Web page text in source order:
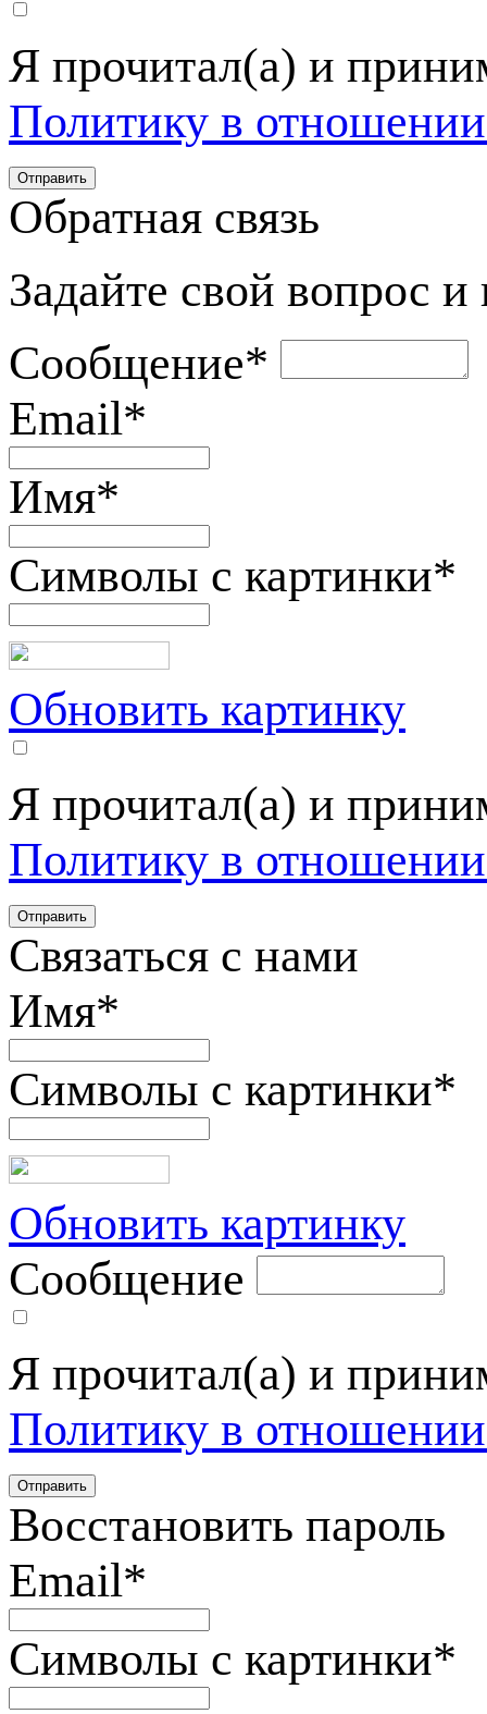
Я прочитал(а) и
Политику в
Обратная связь
Задайте свой вопрос
Сообщение*
Email*
Имя*
Символы с картинки*
Обновить картинку
Я прочитал(а) и
Политику в
Связаться с нами
Имя*
Символы с картинки*
Обновить картинку
Сообщение
Я прочитал(а) и
Политику в
Восстановить пароль
Email*
Символы с картинки*